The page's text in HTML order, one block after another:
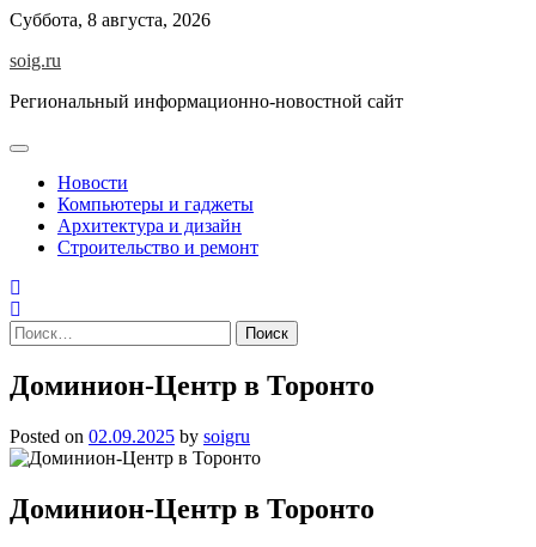
Skip
content
Суббота, 8 августа, 2026
soig.ru
Региональный информационно-новостной сайт
Новости
Компьютеры и гаджеты
Архитектура и дизайн
Строительство и ремонт
Найти:
Доминион-Центр в Торонто
Posted on 02.09.2025 by soigru
Доминион-Центр в Торонто